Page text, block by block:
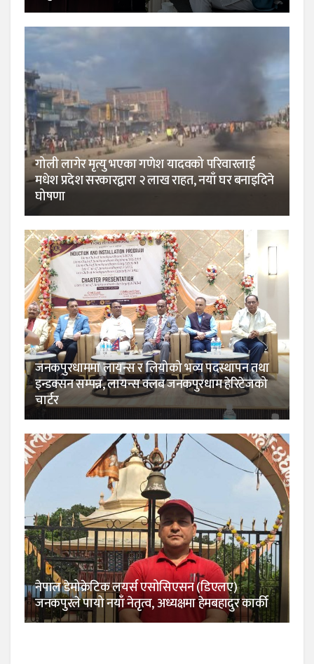
गोली लागेर मृत्यु भएका गणेश यादवको परिवारलाई
मधेश प्रदेश सरकारद्वारा २ लाख राहत, नयाँ घर बनाइदिने
घोषणा
जनकपुरधाममा लायन्स र लियोको भव्य पदस्थापन तथा
इन्डक्सन सम्पन्न, लायन्स क्लब जनकपुरधाम हेरिटेजको
चार्टर
नेपाल डेमोक्रेटिक लयर्स एसोसिएसन (डिएलए)
जनकपुरले पायो नयाँ नेतृत्व, अध्यक्षमा हेमबहादुर कार्की